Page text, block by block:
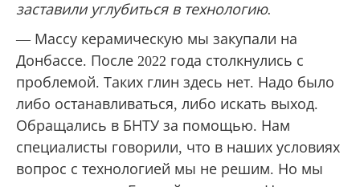
заставили углубиться в технологию.
— Массу керамическую мы закупали на
Донбассе. После 2022 года столкнулись с
проблемой. Таких глин здесь нет. Надо было
либо останавливаться, либо искать выход.
Обращались в БНТУ за помощью. Нам
специалисты говорили, что в наших условиях
вопрос с технологией мы не решим. Но мы